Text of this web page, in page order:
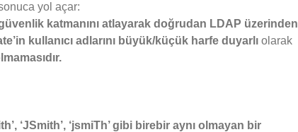
yol açar:
güvenlik katmanını atlayarak doğrudan LDAP üzerinden
kullanıcı adlarını büyük/küçük harfe duyarlı olarak
‘JSmith’, ‘jsmiTh’ gibi birebir aynı olmayan bir